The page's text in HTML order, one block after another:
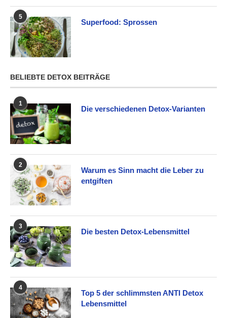
5
Superfood: Sprossen
BELIEBTE DETOX BEITRÄGE
1
Die verschiedenen Detox-Varianten
2
Warum es Sinn macht die Leber zu
entgiften
3
Die besten Detox-Lebensmittel
4
Top 5 der schlimmsten ANTI Detox
Lebensmittel